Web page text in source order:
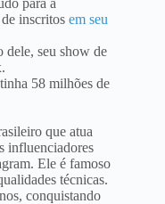
para a
inscritos em seu
dele, seu show de
58 milhões de
que atua
influenciadores
Ele é famoso
técnicas.
conquistando